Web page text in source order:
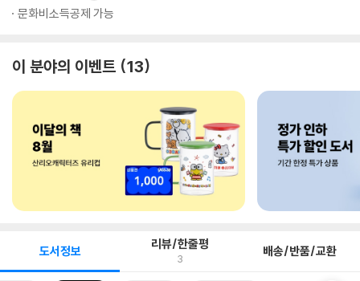
문화비소득공제 가능
이 분야의 이벤트 13
도서정보 리뷰/한줄평
3 배송/반품/교환